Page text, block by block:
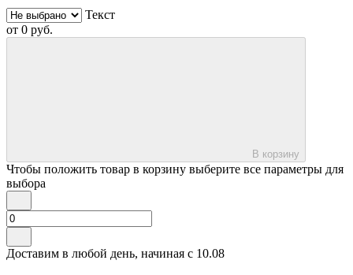
Текст
от 0 руб.
В корзину
Чтобы положить товар в корзину выберите все параметры для
выбора
Доставим в любой день, начиная с 10.08